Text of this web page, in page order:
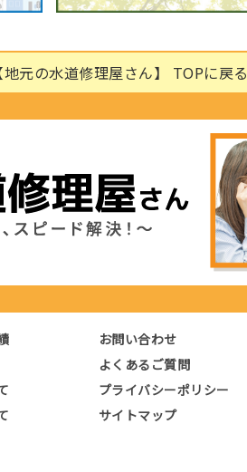
元の水道修理屋さん】 TOPに戻る
お問い合わせ
よくあるご質問
プライバシーポリシー
サイトマップ